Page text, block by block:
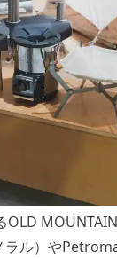
OLD
ル）や